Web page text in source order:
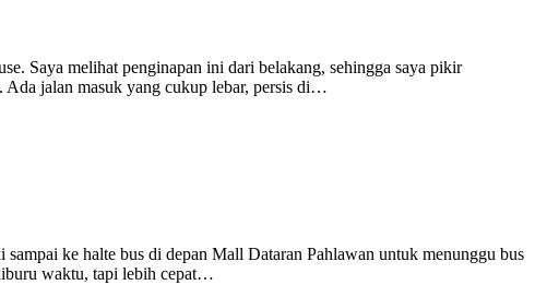
Saya melihat penginapan ini dari belakang, sehingga saya pikir
Ada jalan masuk yang cukup lebar, persis di…
ke halte bus di depan Mall Dataran Pahlawan untuk menunggu bus
waktu, tapi lebih cepat…